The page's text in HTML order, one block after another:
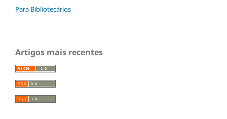
Para Bibliotecários
Artigos mais recentes